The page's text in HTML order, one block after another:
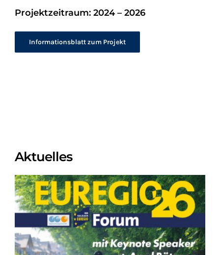
Projektzeitraum: 2024 – 2026
Informationsblatt zum Projekt
Aktuelles